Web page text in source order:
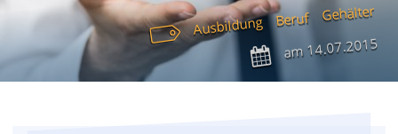
Ausbildung Beruf Gehälter
am14.07.2015